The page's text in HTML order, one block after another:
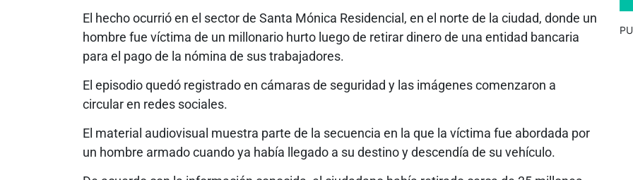
El hecho ocurrió en el sector de Santa Mónica Residencial, en el norte de la ciudad, donde un
hombre fue víctima de un millonario hurto luego de retirar dinero de una entidad bancaria
para el pago de la nómina de sus trabajadores.
El episodio quedó registrado en cámaras de seguridad y las imágenes comenzaron a
circular en redes sociales.
El material audiovisual muestra parte de la secuencia en la que la víctima fue abordada por
un hombre armado cuando ya había llegado a su destino y descendía de su vehículo.